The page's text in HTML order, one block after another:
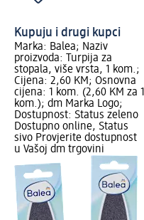
Kupuju i drugi kupci
Marka: Balea; Naziv
proizvoda: Turpija za
stopala, više vrsta, 1 kom.;
Cijena: 2,60 KM; Osnovna
cijena: 1 kom. (2,60 KM za 1
kom.); dm Marka Logo;
Dostupnost: Status zeleno
Dostupno online, Status
sivo Provjerite dostupnost
u Vašoj dm trgovini